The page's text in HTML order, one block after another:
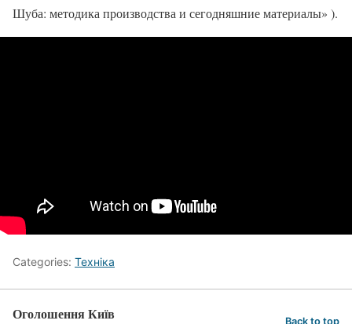
Шуба: методика производства и сегодняшние материалы» ).
Categories: Техніка
Оголошення Київ Back to top